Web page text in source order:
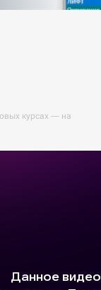
курсах — на